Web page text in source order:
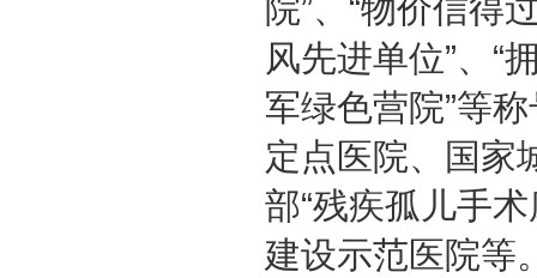
院”、“物价信得
风先进单位”、“
军绿色营院”等
定点医院、国家
部“残疾孤儿手
建设示范医院等